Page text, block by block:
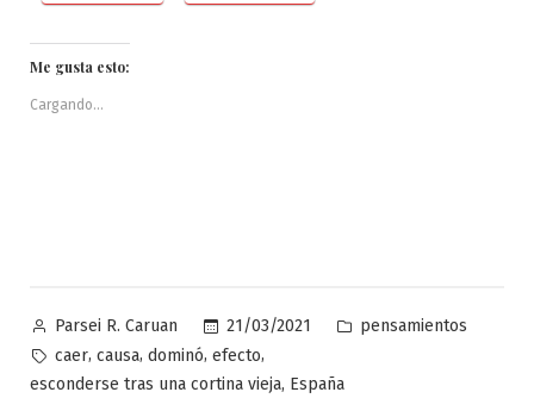
Me gusta esto:
Cargando...
Publicado
por
Parsei R. Caruan 21/03/2021
Publicado
pensamientos
Etiquetas:
caer, causa, dominó, efecto,
esconderse tras una cortina vieja, España